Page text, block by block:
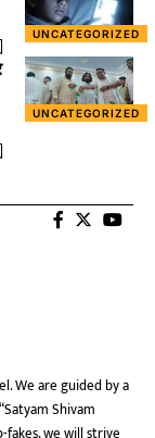
UNCATEGORIZED
UNCATEGORIZED
We are guided by a
Shivam
fakes, we will strive